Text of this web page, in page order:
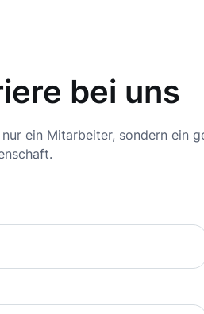
bei uns
ein Mitarbeiter, sondern ein